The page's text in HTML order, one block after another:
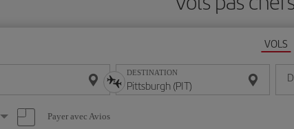
VOLS
DESTINATION
Payer avec Avios